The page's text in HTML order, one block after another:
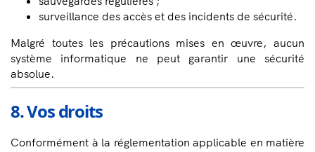
surveillance des accès et des incidents de sécurité.
Malgré toutes les précautions mises en œuvre, aucun
système informatique ne peut garantir une sécurité
absolue.
8. Vos droits
Conformément à la réglementation applicable en matière